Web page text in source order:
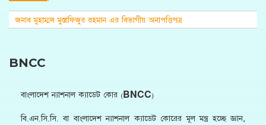
জনাব মুহাম্মদ মুস্তাফিজুর রহমান এর বিভাগীয় অনাপত্তিপত্র
BNCC
বাংলাদেশ ন্যাশনাল ক্যাডেট কোর (BNCC)
বি.এন.সি.সি. বা বাংলাদেশ ন্যাশনাল ক্যাডেট কোরের মূল মন্ত্র হচ্ছে জ্ঞান,